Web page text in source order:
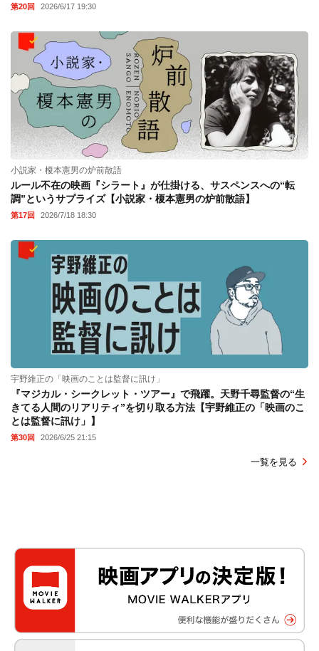
第20回 2026/6/17 19:30
小説家・榎本憲男の炉前散語
ルール不在の映画『シラート』が仕掛ける、サスペンスへの“転
調”というサプライズ【小説家・榎本憲男の炉前散語】
第17回 2026/7/18 18:30
宇野維正の「映画のことは監督に訊け」
『マジカル・シークレット・ツアー』で飛躍。天野千尋監督の“生
きてる人間のリアリティ”を切り取る方法【宇野維正の「映画のこ
とは監督に訊け」】
第30回 2026/6/25 21:15
一覧を見る